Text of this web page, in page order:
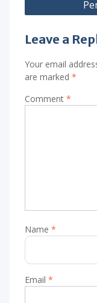
Leave a
Your email
are marked *
Comment *
Name *
Email *